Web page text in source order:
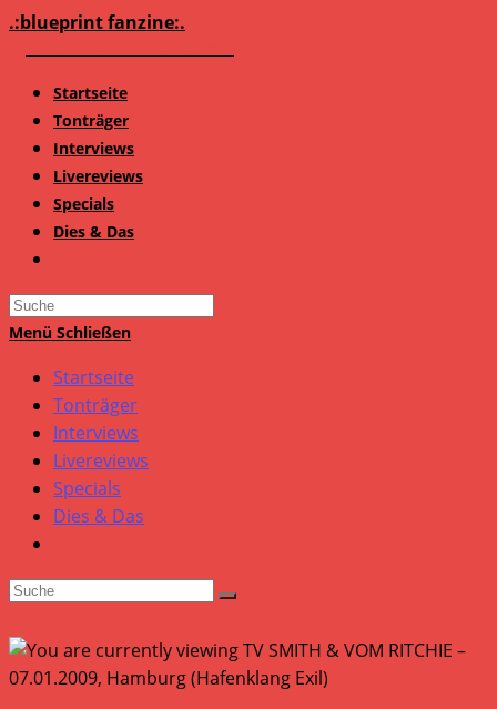
Zum
.:blueprint fanzine:.
Startseite
Tonträger
Interviews
Livereviews
Specials
Dies & Das
Search
this
Menü Schließen
Startseite
Tonträger
Interviews
Livereviews
Specials
Dies & Das